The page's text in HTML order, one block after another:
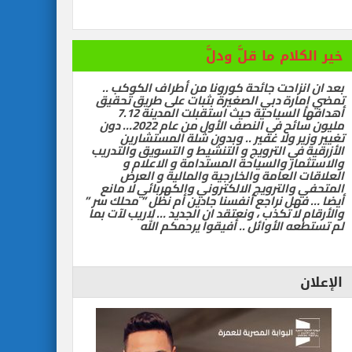
خير الكلام ما قلَّ ودلَّ
بعد ان انزاحت جائحة كورونا من أطراف الكوكب ..
تمضي إمارة دبي الصغيرة بثبات على طريق تحقيق
أهدافها السياحية حيث استقبلت المدينة 7.12
مليون سائح في النصف الأول من عام 2022… دون
تغيير وزير ولا غفير .. وبدون شلة المستشارين
الأزرقية في الترويج و التنشيط و التسويق والتدريب
والاستثمار والسياحة المستدامة و الاعلام و
العلاقات العامة والخارجية والمالية و العرض
المتحفي والترويج الالكتروني والكهربائي لا مانع
أيضا … فهل نراجع أنفسنا جادين أم نظل ” محلك سر ”
والأرقام لا تكذب ، ونعتقد ان الجديد … لاريب لآت بما
لم تستطعه الأوائل .. أفيقوا يرحمكم الله
الإعلان